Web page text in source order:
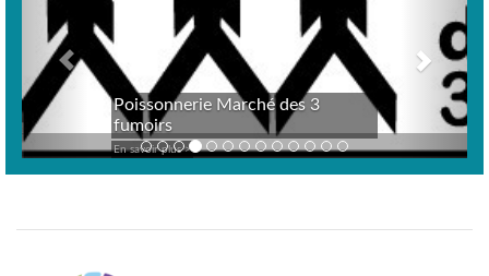
Poissonnerie Marché des 3
fumoirs
En savoir plus >